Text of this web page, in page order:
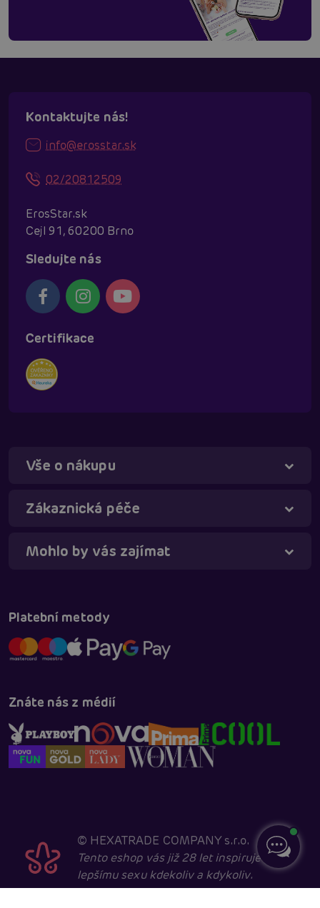
Kontaktujte nás!
info@erosstar.sk
02/20812509
ErosStar.sk
Cejl 91, 60200 Brno
Sledujte nás
Certifikace
Vše o nákupu
Zákaznická péče
Mohlo by vás zajímat
Platební metody
Znáte nás z médií
© HEXATRADE COMPANY s.r.o.
Tento eshop vás již 28 let inspiruje k
lepšímu sexu kdekoliv a kdykoliv.
Táňa - virtuální asistentka